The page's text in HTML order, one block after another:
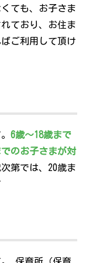
ても、お子さま
ており、お住ま
ご利用して頂け
6歳～18歳まで
のお子さまが対
第では、20歳ま